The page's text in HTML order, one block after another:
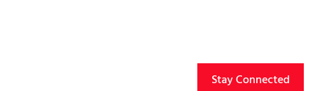
Stay Connected